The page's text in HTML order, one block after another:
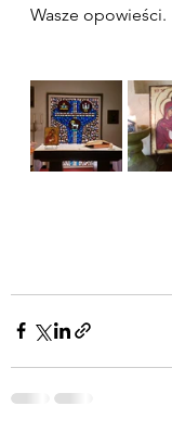
Wasze opowieści.